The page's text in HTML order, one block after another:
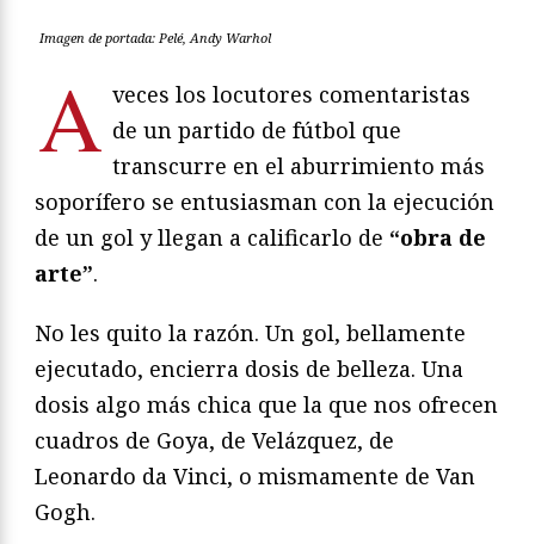
Imagen de portada: Pelé, Andy Warhol
A veces los locutores comentaristas
de un partido de fútbol que
transcurre en el aburrimiento más
soporífero se entusiasman con la ejecución
de un gol y llegan a calificarlo de “obra de
arte”.
No les quito la razón. Un gol, bellamente
ejecutado, encierra dosis de belleza. Una
dosis algo más chica que la que nos ofrecen
cuadros de Goya, de Velázquez, de
Leonardo da Vinci, o mismamente de Van
Gogh.